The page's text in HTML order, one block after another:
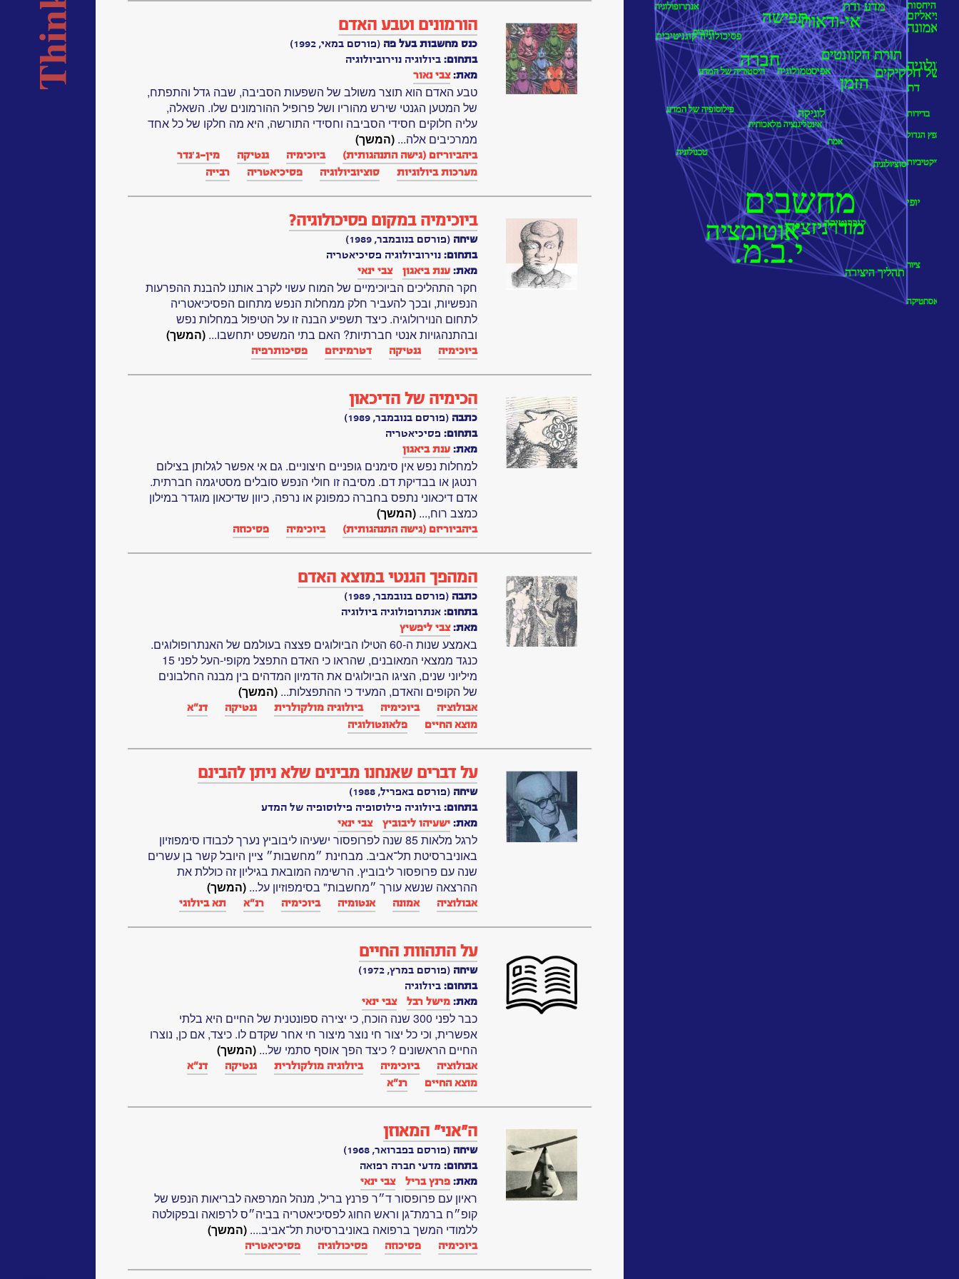
הורמונים וטבע האדם
כנס מחשבות בעל פה (פורסם במאי, 1992)
בתחום: ביולוגיה נוירוביולוגיה
מאת:צבי נאור
טבע האדם הוא תוצר משולב של השפעות הסביבה, שבה גדל והתפתח,
של המטען הגנטי שירש מהוריו ושל פרופיל ההורמונים שלו. השאלה,
עליה חלוקים חסידי הסביבה וחסידי התורשה, היא מה חלקו של כל אחד
ממרכיבים אלה... (המשך)
ביהביוריזם (גישה התנהגותית) ביוכימיה גנטיקה‏
מין-ג׳נדר
מערכות ביולוגיות‏
סוציוביולוגיה פסיכיאטריה רבייה
ביוכימיה במקום פסיכולוגיה?
שיחה (פורסם בנובמבר, 1989)
בתחום: נוירוביולוגיה פסיכיאטריה
מאת: ענת ביאגון צבי ינאי
חקר התהליכים הביוכימיים של המוח עשוי לקרב אותנו להבנת ההפרעות
הנפשיות, ובכך להעביר חלק ממחלות הנפש מתחום הפסיכיאטריה
לתחום הנוירולוגיה. כיצד תשפיע הבנה זו על הטיפול במחלות נפש
ובהתנהגויות אנטי חברתיות? האם בתי המשפט יתחשבו... (המשך)
ביוכימיה גנטיקה‏ דטרמיניזם פסיכותרפיה
הכימיה של הדיכאון
כתבה (פורסם בנובמבר, 1989)
בתחום: פסיכיאטריה
מאת: ענת ביאגון
למחלות נפש אין סימנים גופניים חיצוניים. גם אי אפשר לגלותן בצילום
רנטגן או בבדיקת דם. מסיבה זו חולי הנפש סובלים מסטיגמה חברתית.
אדם דיכאוני נתפס בחברה כמפונק או נרפה, כיוון שדיכאון מוגדר במילון
כמצב רוח,... (המשך)
ביהביוריזם (גישה התנהגותית) ביוכימיה פסיכוזה
המהפך הגנטי במוצא האדם
כתבה (פורסם בנובמבר, 1989)
בתחום: אנתרופולוגיה ביולוגיה
מאת:צבי ליפשיץ
באמצע שנות ה-60 הטילו הביולוגים פצצה בעולמם של האנתרופולוגים.
כנגד ממצאי המאובנים, שהראו כי האדם התפצל מקופי-העל לפני 15
מיליוני שנים, הציגו הביולוגים את הדמיון המדהים בין מבנה החלבונים
של הקופים והאדם, המעיד כי ההתפצלות... (המשך)
אבולוציה ביוכימיה ביולוגיה מולקולרית גנטיקה‏
דנ"א‏
מוצא החיים
פלאונטולוגיה
על דברים שאנחנו מבינים שלא ניתן להבינם
שיחה (פורסם באפריל, 1988)
בתחום: ביולוגיה פילוסופיה פילוסופיה של המדע
מאת: ישעיהו ליבוביץ צבי ינאי
לרגל מלאות 85 שנה לפרופסור ישעיהו ליבוביץ נערך לכבודו סימפוזיון
באוניברסיטת תל־אביב. מבחינת ״מחשבות״ ציין היובל קשר בן עשרים
שנה עם פרופסור ליבוביץ. הרשימה המובאת בגיליון זה כוללת את
ההרצאה שנשא עורך ״מחשבות" בסימפוזיון על... (המשך)
אבולוציה אמונה אנטומיה ביוכימיה רנ"א‏ תא ביולוגי
על התהוות החיים
שיחה (פורסם במרץ, 1972)
בתחום: ביולוגיה
מאת: מישל רבל צבי ינאי
כבר לפני 300 שנה הוכח, כי יצירה ספונטנית של החיים היא בלתי
אפשרית, וכי כל יצור חי נוצר מיצור חי אחר שקדם לו. כיצד, אם כן, נוצרו
החיים הראשונים ? כיצד הפך אוסף סתמי של... (המשך)
אבולוציה ביוכימיה ביולוגיה מולקולרית גנטיקה‏
דנ"א‏
מוצא החיים
רנ"א‏
ה”אני” המאוזן
שיחה (פורסם בפברואר, 1968)
בתחום: מדעי חברה רפואה
מאת: פרנץ בריל צבי ינאי
ראיון עם פרופסור ד״ר פרנץ בריל, מנהל המרפאה לבריאות הנפש של
קופ״ח ברמת־גן וראש החוג לפסיכיאטריה בביה״ס לרפואה ובפקולטה
ללמודי המשך ברפואה באוניברסיטת תל־אביב.... (המשך)
ביוכימיה פסיכוזה פסיכולוגיה פסיכיאטריה